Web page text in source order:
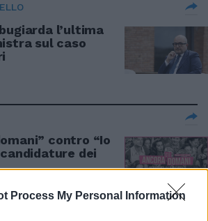
Process My Personal Information
l’ultima
sul caso
contro “Io
dei